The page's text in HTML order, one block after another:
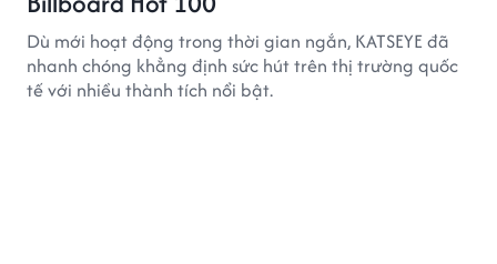
Dù mới hoạt động trong thời gian ngắn, KATSEYE đã
nhanh chóng khẳng định sức hút trên thị trường quốc
tế với nhiều thành tích nổi bật.